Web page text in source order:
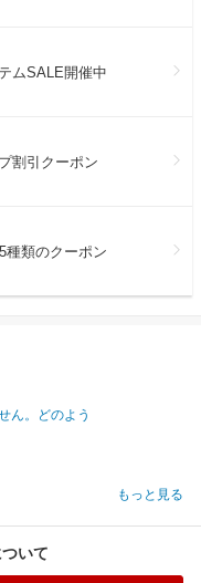
ムSALE開催中
割引クーポン
種類のクーポン
ん。どのよう
もっと見る
いて